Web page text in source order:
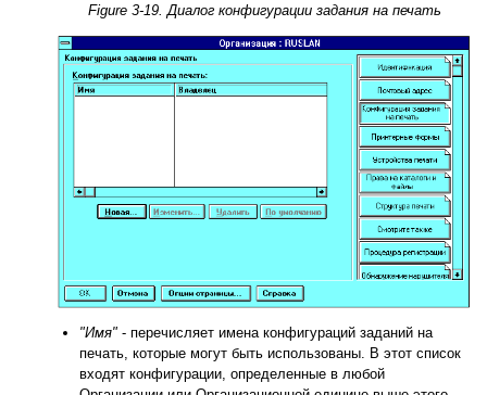
Figure 3-19. Диалог конфигурации задания на печать
"Имя" - перечисляет имена конфигураций заданий на
печать, которые могут быть использованы. В этот список
входят конфигурации, определенные в любой